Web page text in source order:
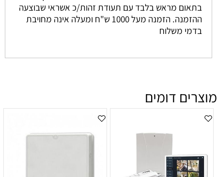
בתאום מראש בלבד עם תעודת זהות/כ אשראי שבוצעה
ההזמנה. הזמנה מעל 1000 ש"ח ומעלה אינה מחויבת
בדמי משלוח
מוצרים דומים